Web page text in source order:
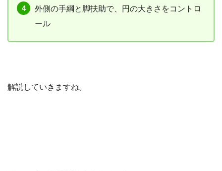
外側の手綱と脚扶助で、円の大きさをコントロ
ール
解説していきますね。